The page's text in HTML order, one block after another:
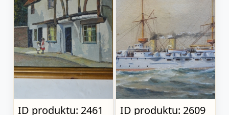
ID produktu: 2461 ID produktu: 2609